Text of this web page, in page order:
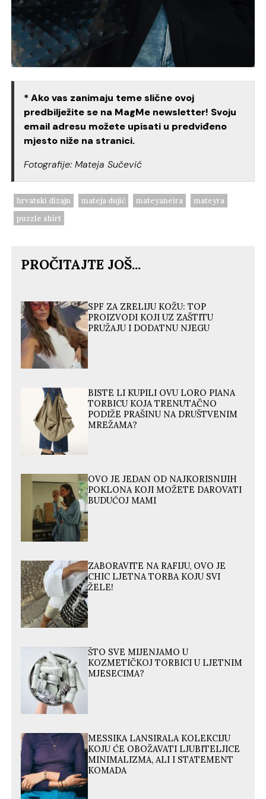
* Ako vas zanimaju teme slične ovoj
predbilježite se na MagMe newsletter! Svoju
email adresu možete upisati u predviđeno
mjesto niže na stranici.
Fotografije: Mateja Sučević
hrvatski dizajn mateja dujić mateyaneira
mateyra
puzzle shirt
PROČITAJTE JOŠ...
SPF ZA ZRELIJU KOŽU: TOP
PROIZVODI KOJI UZ ZAŠTITU
PRUŽAJU I DODATNU NJEGU
BISTE LI KUPILI OVU LORO PIANA
TORBICU KOJA TRENUTAČNO
PODIŽE PRAŠINU NA DRUŠTVENIM
MREŽAMA?
OVO JE JEDAN OD NAJKORISNIJIH
POKLONA KOJI MOŽETE DAROVATI
BUDUĆOJ MAMI
ZABORAVITE NA RAFIJU, OVO JE
CHIC LJETNA TORBA KOJU SVI
ŽELE!
ŠTO SVE MIJENJAMO U
KOZMETIČKOJ TORBICI U LJETNIM
MJESECIMA?
MESSIKA LANSIRALA KOLEKCIJU
KOJU ĆE OBOŽAVATI LJUBITELJICE
MINIMALIZMA, ALI I STATEMENT
KOMADA